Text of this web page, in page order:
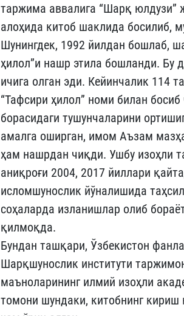
таржима аввалига “Шарқ юлдузи”
алоҳида китоб шаклида босилиб,
Шунингдек, 1992 йилдан бошлаб,
ҳилол”и нашр этила бошланди. Бу
ичига олган эди. Кейинчалик 114
“Тафсири ҳилол” номи билан
борасидаги тушунчаларини
амалга оширган, имом Аъзам
ҳам нашрдан чиқди. Ушбу изоҳли
аниқроғи 2004, 2017 йиллари
исломшунослик йўналишида
соҳаларда изланишлар олиб
қилмоқда.
Бундан ташқари, Ўзбекистон
Шарқшунослик институти
маъноларининг илмий изоҳли
томони шундаки, китобнинг